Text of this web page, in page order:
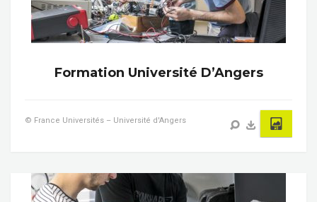
Formation Université D’Angers
© France Universités – Université d'Angers